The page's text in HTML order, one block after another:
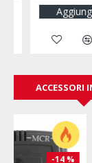
Aggiungi
ACCESSORI